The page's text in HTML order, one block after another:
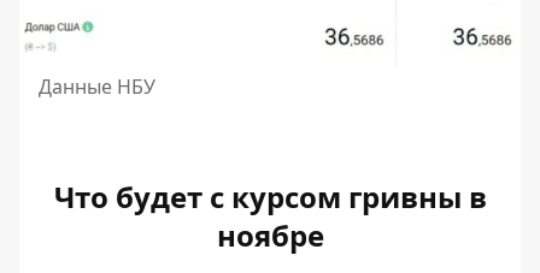
Данные НБУ
Что будет с курсом гривны в
ноябре